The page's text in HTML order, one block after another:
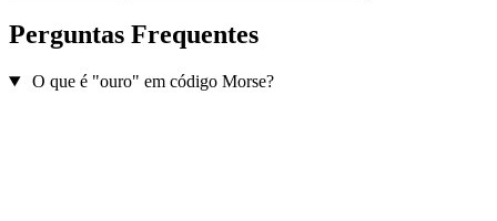
Perguntas Frequentes
O que é "ouro" em código Morse?